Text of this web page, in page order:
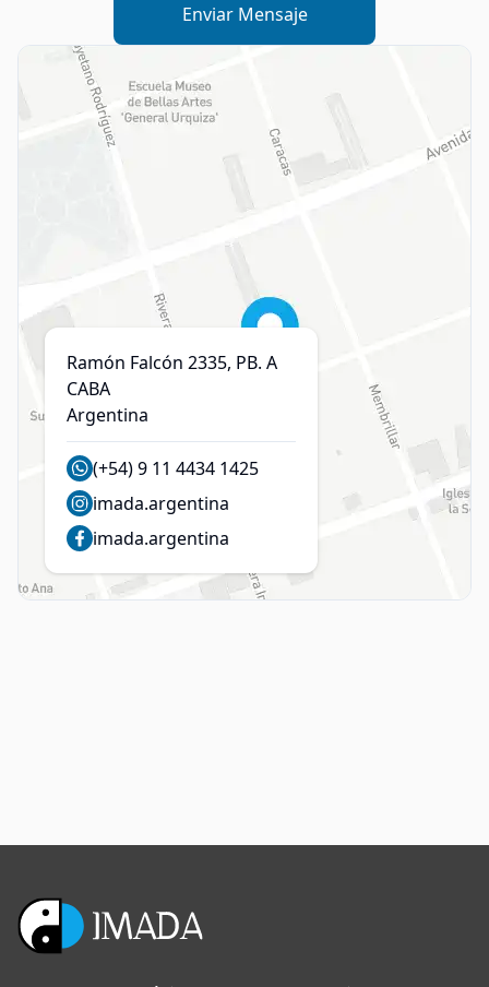
Enviar Mensaje
Ramón Falcón 2335, PB. A
CABA
Argentina
(+54) 9 11 4434 1425
imada.argentina
imada.argentina